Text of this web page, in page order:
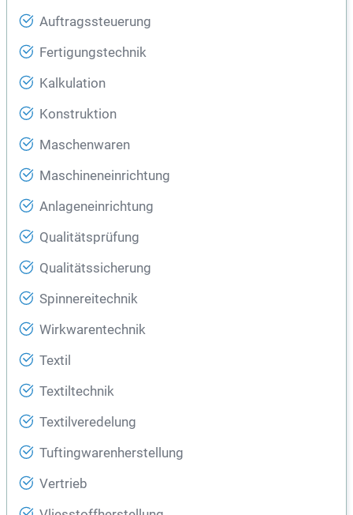
Auftragssteuerung
Fertigungstechnik
Kalkulation
Konstruktion
Maschenwaren
Maschineneinrichtung
Anlageneinrichtung
Qualitätsprüfung
Qualitätssicherung
Spinnereitechnik
Wirkwarentechnik
Textil
Textiltechnik
Textilveredelung
Tuftingwarenherstellung
Vertrieb